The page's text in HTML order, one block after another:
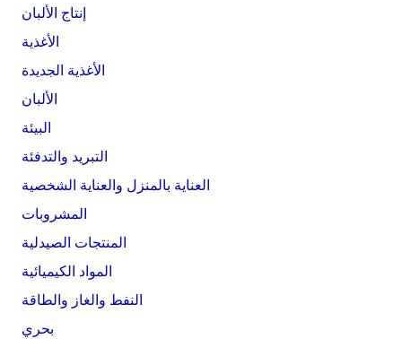
إنتاج الألبان
الأغذية
الأغذية الجديدة
الألبان
البيئة
التبريد والتدفئة
العناية بالمنزل والعناية الشخصية
المشروبات
المنتجات الصيدلية
المواد الكيميائية
النفط والغاز والطاقة
بحري